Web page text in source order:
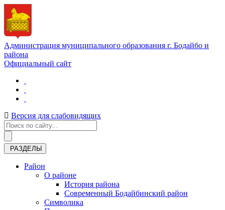
Администрация муниципального образования г. Бодайбо и
района
Официальный сайт
Версия для слабовидящих
РАЗДЕЛЫ
Район
О районе
История района
Современный Бодайбинский район
Символика